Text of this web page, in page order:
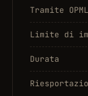
Tramite OPML
Limite di
Durata